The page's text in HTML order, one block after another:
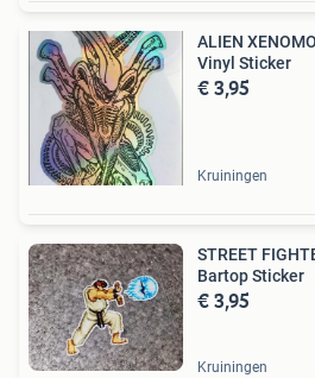
ALIEN
Vinyl Sticker
€ 3,95
Kruiningen
STREET
Bartop Sticker
€ 3,95
Kruiningen